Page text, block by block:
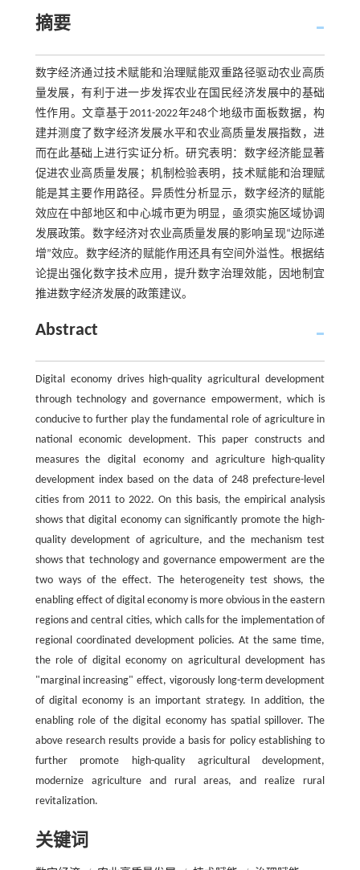
摘要
数字经济通过技术赋能和治理赋能双重路径驱动农业高质
量发展，有利于进一步发挥农业在国民经济发展中的基础
性作用。文章基于2011-2022年248个地级市面板数据，构
建并测度了数字经济发展水平和农业高质量发展指数，进
而在此基础上进行实证分析。研究表明：数字经济能显著
促进农业高质量发展；机制检验表明，技术赋能和治理赋
能是其主要作用路径。异质性分析显示，数字经济的赋能
效应在中部地区和中心城市更为明显，亟须实施区域协调
发展政策。数字经济对农业高质量发展的影响呈现“边际递
增”效应。数字经济的赋能作用还具有空间外溢性。根据结
论提出强化数字技术应用，提升数字治理效能，因地制宜
推进数字经济发展的政策建议。
Abstract
Digital economy drives high-quality agricultural development
through technology and governance empowerment, which is
conducive to further play the fundamental role of agriculture in
national economic development. This paper constructs and
measures the digital economy and agriculture high-quality
development index based on the data of 248 prefecture-level
cities from 2011 to 2022. On this basis, the empirical analysis
shows that digital economy can significantly promote the high-
quality development of agriculture, and the mechanism test
shows that technology and governance empowerment are the
two ways of the effect. The heterogeneity test shows, the
enabling effect of digital economy is more obvious in the eastern
regions and central cities, which calls for the implementation of
regional coordinated development policies. At the same time,
the role of digital economy on agricultural development has
"marginal increasing" effect, vigorously long-term development
of digital economy is an important strategy. In addition, the
enabling role of the digital economy has spatial spillover. The
above research results provide a basis for policy establishing to
further promote high-quality agricultural development,
modernize agriculture and rural areas, and realize rural
revitalization.
关键词